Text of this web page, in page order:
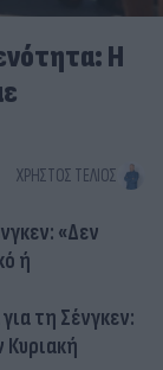
Η
ΧΡΉΣΤΟΣ ΤΈΛΙΟΣ
«Δεν
ή
τη Σένγκεν: